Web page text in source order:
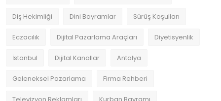
Diş Hekimliği Dini Bayramlar Sürüş Koşulları
Eczacılık Dijital Pazarlama Araçları Diyetisyenlik
İstanbul Dijital Kanallar Antalya
Geleneksel Pazarlama Firma Rehberi